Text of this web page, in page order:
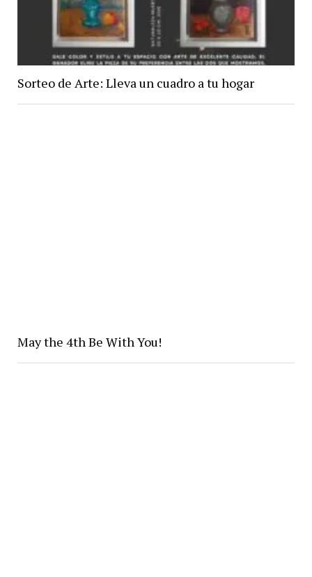
Sorteo de Arte: Lleva un cuadro a tu hogar
May the 4th Be With You!